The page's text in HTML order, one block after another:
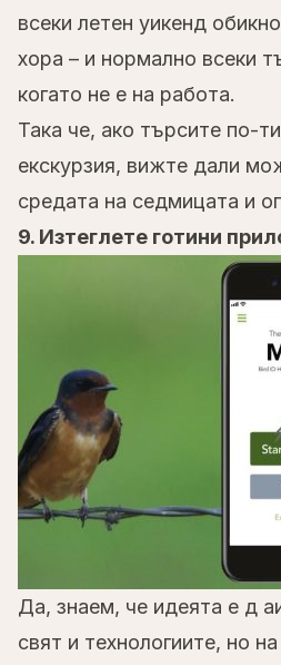
всеки летен уикенд
хора – и нормално всеки
когато не е на работа.
Така че, ако търсите по-
екскурзия, вижте дали
средата на седмицата и
9. Изтеглете готини
Да, знаем, че идеята е д
свят и технологиите, но